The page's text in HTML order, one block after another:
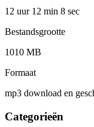
12 uur 12 min 8 sec
Bestandsgrootte
1010 MB
Formaat
mp3 download en
Categorieën